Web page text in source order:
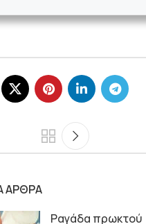
ΑΡΘΡΑ
Ραγάδα πρωκτού